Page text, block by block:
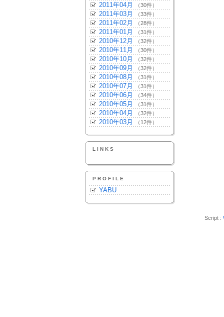
2011年04月 （30件）
2011年03月 （33件）
2011年02月 （28件）
2011年01月 （31件）
2010年12月 （32件）
2010年11月 （30件）
2010年10月 （32件）
2010年09月 （32件）
2010年08月 （31件）
2010年07月 （31件）
2010年06月 （34件）
2010年05月 （31件）
2010年04月 （32件）
2010年03月 （12件）
LINKS
PROFILE
YABU
Script :